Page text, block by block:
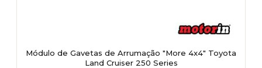
Módulo de Gavetas de Arrumação "More 4x4" Toyota
Land Cruiser 250 Series